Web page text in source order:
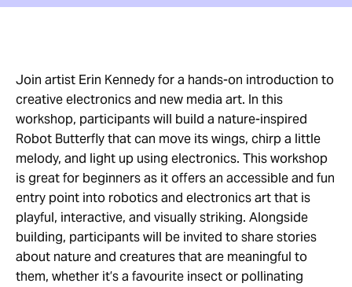
Join artist Erin Kennedy for a hands-on introduction to
creative electronics and new media art. In this
workshop, participants will build a nature-inspired
Robot Butterfly that can move its wings, chirp a little
melody, and light up using electronics. This workshop
is great for beginners as it offers an accessible and fun
entry point into robotics and electronics art that is
playful, interactive, and visually striking. Alongside
building, participants will be invited to share stories
about nature and creatures that are meaningful to
them, whether it’s a favourite insect or pollinating